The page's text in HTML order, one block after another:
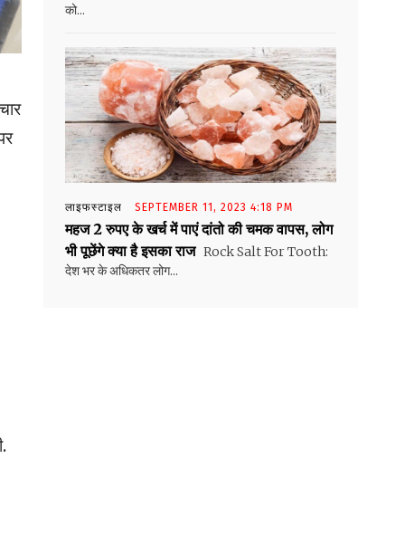
को...
लाइफस्टाइल SEPTEMBER 11, 2023 4:18 PM
महज 2 रुपए के खर्च में पाएं दांतो की चमक वापस, लोग
भी पूछेंगे क्या है इसका राज Rock Salt For Tooth:
देश भर के अधिकतर लोग...